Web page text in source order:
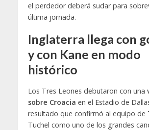
el perdedor deberá sudar para
última jornada.
Inglaterra llega con
y con Kane en modo
histórico
Los Tres Leones debutaron con una
sobre Croacia en el Estadio de
resultado que confirmó al equipo de
Tuchel como uno de los grandes